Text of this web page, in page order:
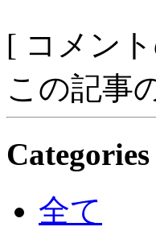
[ コメン
この記事
Categories
全て